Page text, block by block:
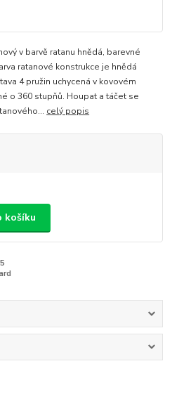
v barvě ratanu hnědá, barevné
ratanové konstrukce je hnědá
4 pružin uchycená v kovovém
o 360 stupňů. Houpat a táčet se
celý popis
košíku